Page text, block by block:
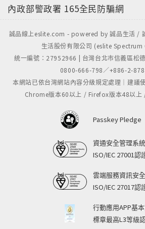
內政部警政署 165全民防騙網
誠品線上eslite.com - powered by 誠品生活 /
生活股份有限公司 (eslite
統一編號：27952966 | 台灣台北市信義區松
0800-666-798／+886-2-
本網站已依台灣網站內容分級規定處理｜建議
Chrome版本60以上 / Firefox版本48以
Passkey Pledge
資通安全管理系
ISO/IEC 27001認
雲端服務資訊安
ISO/IEC 27017認
行動應用APP基
標章最高L3等級